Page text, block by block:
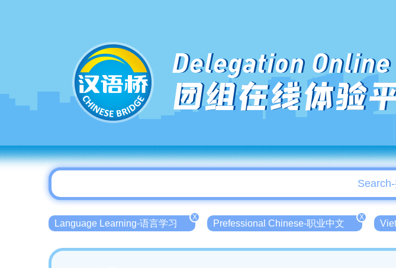
Delegation
团组在线体验
Language Learning-语言学习
X
Prefessional Chinese-职业中文
X